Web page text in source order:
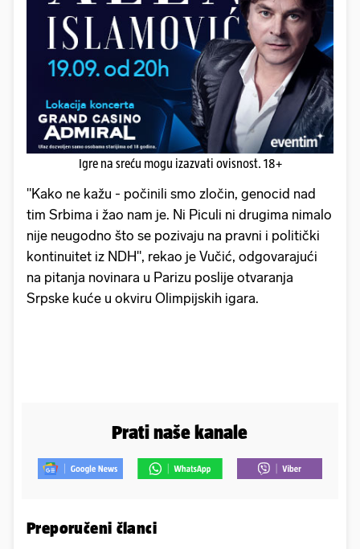
Igre na sreću mogu izazvati ovisnost. 18+
"Kako ne kažu - počinili smo zločin, genocid nad
tim Srbima i žao nam je. Ni Piculi ni drugima nimalo
nije neugodno što se pozivaju na pravni i politički
kontinuitet iz NDH", rekao je Vučić, odgovarajući
na pitanja novinara u Parizu poslije otvaranja
Srpske kuće u okviru Olimpijskih igara.
Prati naše kanale
Preporučeni članci